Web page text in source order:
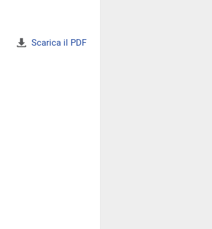
Scarica il PDF